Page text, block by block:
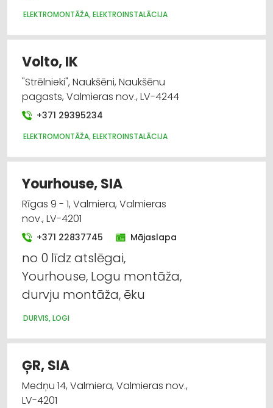
ELEKTROMONTĀŽA, ELEKTROINSTALĀCIJA
Volto, IK
"Strēlnieki", Naukšēni, Naukšēnu
pagasts, Valmieras nov., LV-4244
+371 29395234
ELEKTROMONTĀŽA, ELEKTROINSTALĀCIJA
Yourhouse, SIA
Rīgas 9 - 1, Valmiera, Valmieras
nov., LV-4201
+371 22837745 Mājaslapa
no 0 līdz atslēgai,
Yourhouse, Logu montāža,
durvju montāža, ēku
DURVIS, LOGI
ĢR, SIA
Medņu 14, Valmiera, Valmieras nov.,
LV-4201